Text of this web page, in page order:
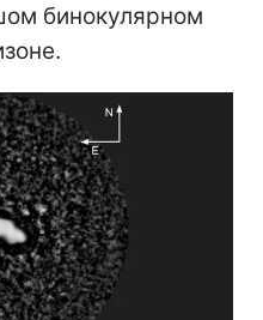
бинокулярном